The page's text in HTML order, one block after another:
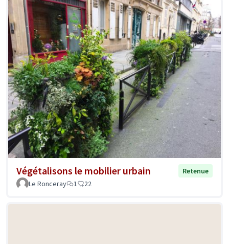
Végétalisons le mobilier urbain
Retenue
Le Ronceray
1 22